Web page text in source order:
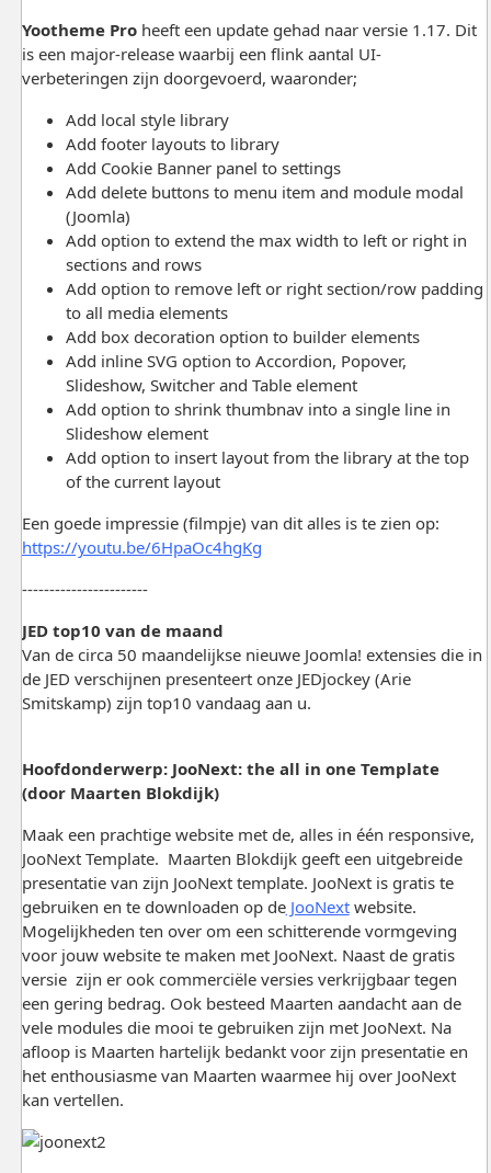
Yootheme Proheeft een update gehad naar versie 1.17. Dit
is een major-release waarbij een flink aantal UI-
verbeteringen zijn doorgevoerd, waaronder;
Add local style library
Add footer layouts to library
Add Cookie Banner panel to settings
Add delete buttons to menu item and module modal
(Joomla)
Add option to extend the max width to left or right in
sections and rows
Add option to remove left or right section/row padding
to all media elements
Add box decoration option to builder elements
Add inline SVG option to Accordion, Popover,
Slideshow, Switcher and Table element
Add option to shrink thumbnav into a single line in
Slideshow element
Add option to insert layout from the library at the top
of the current layout
Een goede impressie (filmpje) van dit alles is te zien op:
https://youtu.be/6HpaOc4hgKg
-----------------------
JED top10 van de maand
Van de circa 50 maandelijkse nieuwe Joomla! extensies die in
de JED verschijnen presenteert onze JEDjockey (Arie
Smitskamp) zijn top10 vandaag aan u.
Hoofdonderwerp: JooNext: the all in one Template
(door Maarten Blokdijk)
Maak een prachtige website met de, alles in één responsive,
JooNext Template. Maarten Blokdijk geeft een uitgebreide
presentatie van zijn JooNext template. JooNext is gratis te
gebruiken en te downloaden op deJooNextwebsite.
Mogelijkheden ten over om een schitterende vormgeving
voor jouw website te maken met JooNext. Naast de gratis
versie zijn er ook commerciële versies verkrijgbaar tegen
een gering bedrag. Ook besteed Maarten aandacht aan de
vele modules die mooi te gebruiken zijn met JooNext. Na
afloop is Maarten hartelijk bedankt voor zijn presentatie en
het enthousiasme van Maarten waarmee hij over JooNext
kan vertellen.